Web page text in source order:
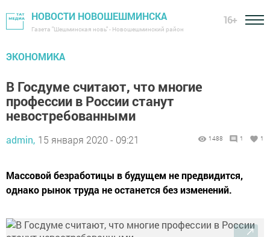
НОВОСТИ НОВОШЕШМИНСКА
Газета "Шешминская новь" - Новошешминский район
16+
ЭКОНОМИКА
В Госдуме считают, что многие
профессии в России станут
невостребованными
admin, 15 января 2020 - 09:21 1488 1 1
Массовой безработицы в будущем не предвидится,
однако рынок труда не останется без изменений.